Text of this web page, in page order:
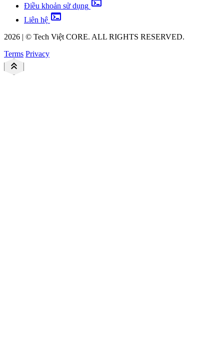
Điều khoản sử dụng
Liên hệ terminal
2026 | © Tech Việt CORE. ALL RIGHTS RESERVED.
Terms Privacy
keyboard_double_arrow_up